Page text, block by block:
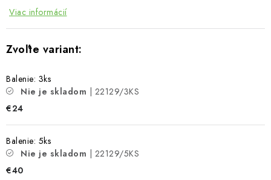
Viac informácií
Balenie: 3ks
Nie je skladom
| 22129/3KS
€24
Balenie: 5ks
Nie je skladom
| 22129/5KS
€40